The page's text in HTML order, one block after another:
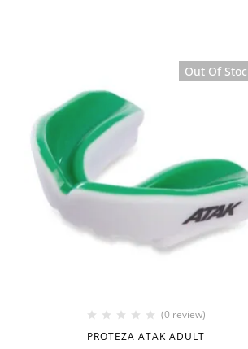
Out Of
(0 review)
PROTEZA ATAK ADULT